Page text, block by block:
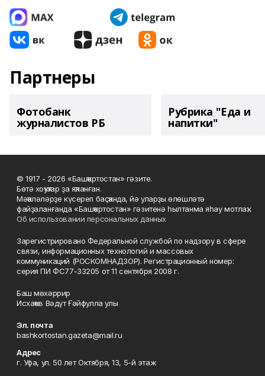
Партнеры
Фотобанк
журналистов РБ
Рубрика "Еда и
напитки"
© 1917 - 2026 «Башҡортостан» гәзите.
Бөтә хоҡуҡтар ҙа яҡланған.
Мәҡәләләрҙе күсереп баҫҡанда, йә уларҙы өлөшләтә
файҙаланғанда «Башҡортостан» гәзитенә һылтанма яһау мотлаҡ.
Об использовании персональных данных
Зарегистрировано Федеральной службой по надзору в сфере
связи, информационных технологий и массовых
коммуникаций (РОСКОМНАДЗОР). Регистрационный номер:
серия ПИ ФС77-33205 от 11 сентября 2008 г.
Баш мөхәррир
Исхаҡов Вәдүт Ғәйфулла улы
Эл. почта
bashkortostan.gazeta@mail.ru
Адрес
г. Уфа, ул. 50 лет Октября, 13, 5-й этаж